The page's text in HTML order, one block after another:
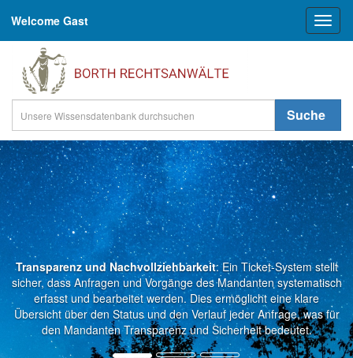
Welcome Gast
Suche
Transparenz und Nachvollziehbarkeit: Ein Ticket-System stellt
sicher, dass Anfragen und Vorgänge des Mandanten systematisch
erfasst und bearbeitet werden. Dies ermöglicht eine klare
Übersicht über den Status und den Verlauf jeder Anfrage, was für
den Mandanten Transparenz und Sicherheit bedeutet.